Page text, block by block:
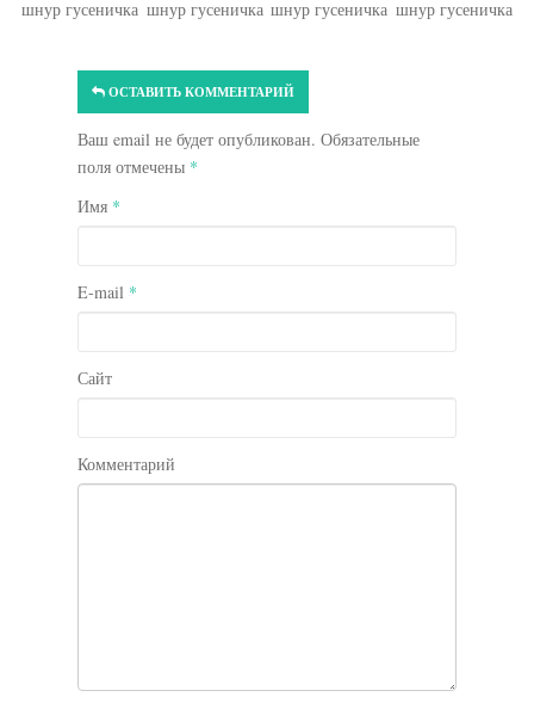
шнур гусеничка шнур гусеничка шнур гусеничка шнур гусеничка
ОСТАВИТЬ КОММЕНТАРИЙ
Ваш email не будет опубликован. Обязательные
поля отмечены *
Имя *
E-mail *
Сайт
Комментарий